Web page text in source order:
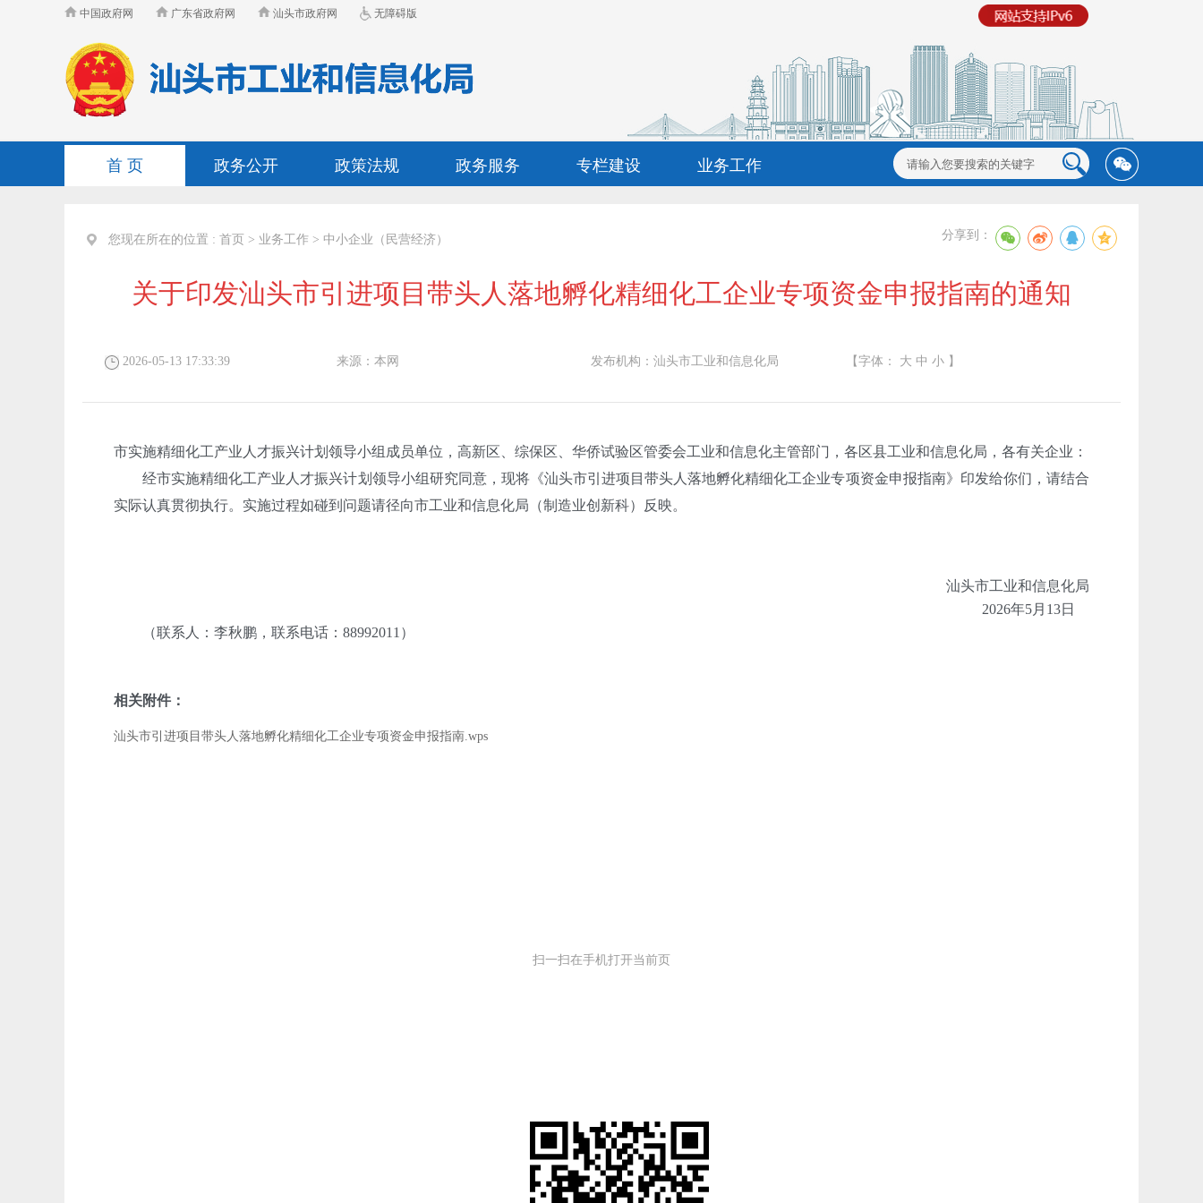
中国政府网 广东省政府网 汕头市政府网 无障碍版
首 页 政务公开 政策法规 政务服务 专栏建设 业务工作
您现在所在的位置 : 首页 > 业务工作 > 中小企业（民营经济） 分享到：
关于印发汕头市引进项目带头人落地孵化精细化工企业专项资金申报指南的通知
2026-05-13 17:33:39 来源：本网 发布机构：汕头市工业和信息化局 【字体： 大 中 小 】
市实施精细化工产业人才振兴计划领导小组成员单位，高新区、综保区、华侨试验区管委会工业和信息化主管部门，各区县工业和信息化局，各有关企业：
经市实施精细化工产业人才振兴计划领导小组研究同意，现将《汕头市引进项目带头人落地孵化精细化工企业专项资金申报指南》印发给你们，请结合
实际认真贯彻执行。实施过程如碰到问题请径向市工业和信息化局（制造业创新科）反映。
汕头市工业和信息化局
2026年5月13日
（联系人：李秋鹏，联系电话：88992011）
相关附件：
汕头市引进项目带头人落地孵化精细化工企业专项资金申报指南.wps
扫一扫在手机打开当前页